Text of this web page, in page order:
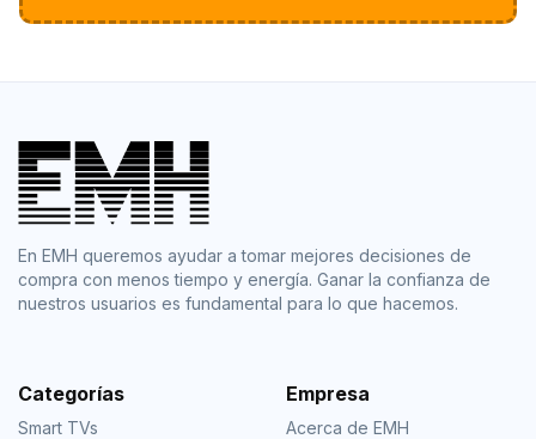
En EMH queremos ayudar a tomar mejores decisiones de
compra con menos tiempo y energía. Ganar la confianza de
nuestros usuarios es fundamental para lo que hacemos.
Categorías
Smart TVs
Empresa
Acerca de EMH